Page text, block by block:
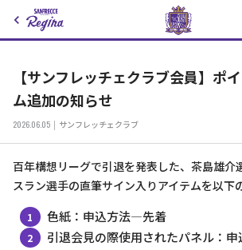
【サンフレッチェクラブ会員】ポ
ム追加の知らせ
2026.06.05 サンフレッチェクラブ
百年構想リーグで引退を発表した、茶島雄介
スラン選手の直筆サイン入りアイテムを以下
色紙：申込方法―先着
引退会見の際使用されたパネル：